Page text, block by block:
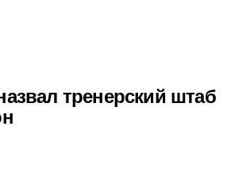
тренерский штаб